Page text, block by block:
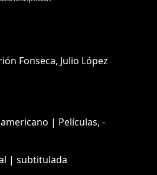
Fonseca, Julio López
| Películas, -
| subtitulada